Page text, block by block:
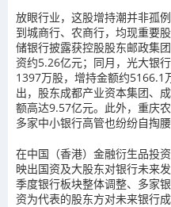
放眼行业，这股增持潮并非孤
到城商行、农商行，均现重要
储银行披露获控股股东邮政集
资约5.26亿元；同月，光大银
1397万股，增持金额约5166.1
出，股东成都产业资本集团、
额高达9.57亿元。此外，重庆
多家中小银行高管也纷纷自掏腰
在中国（香港）金融衍生品投
映出国资及大股东对银行未来
季度银行板块整体调整、多家
资为代表的股东方对未来银行成